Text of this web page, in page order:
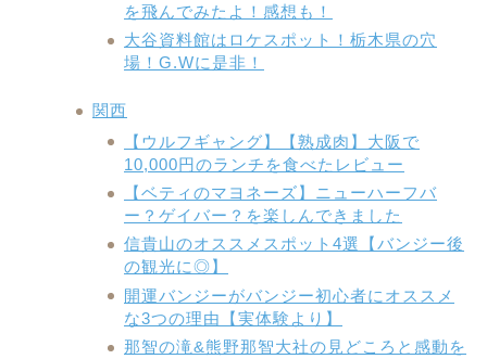
を飛んでみたよ！感想も！
大谷資料館はロケスポット！栃木県の穴
場！G.Wに是非！
関西
【ウルフギャング】【熟成肉】大阪で
10,000円のランチを食べたレビュー
【ベティのマヨネーズ】ニューハーフバ
ー？ゲイバー？を楽しんできました
信貴山のオススメスポット4選【バンジー後
の観光に◎】
開運バンジーがバンジー初心者にオススメ
な3つの理由【実体験より】
那智の滝&熊野那智大社の見どころと感動を